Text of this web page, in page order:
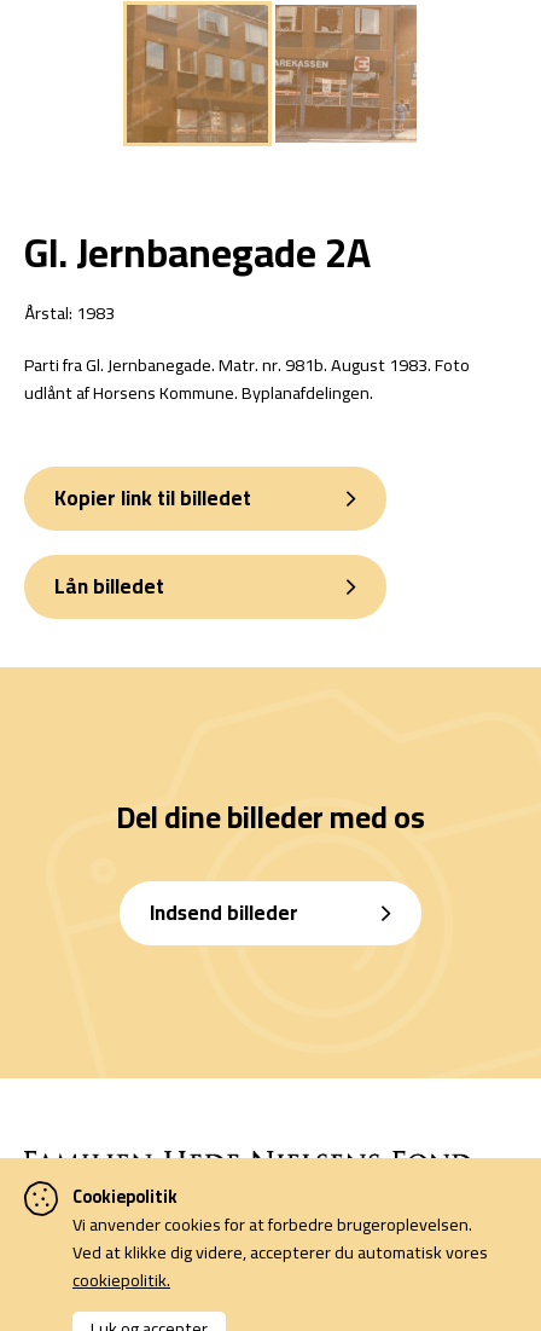
Gl. Jernbanegade 2A
Årstal: 1983
Parti fra Gl. Jernbanegade. Matr. nr. 981b. August 1983. Foto
udlånt af Horsens Kommune. Byplanafdelingen.
Kopier link til billedet
Lån billedet
Del dine billeder med os
Indsend billeder
Denne side er finansieret af Familien Hede Nielsens Fond og drives
af foreningen Horsens Billeders Venner.
Cookiepolitik
Vi anvender cookies for at forbedre brugeroplevelsen.
Ved at klikke dig videre, accepterer du automatisk vores
cookiepolitik.